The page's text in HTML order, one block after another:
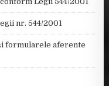
nr. 544/2001
formularele aferente